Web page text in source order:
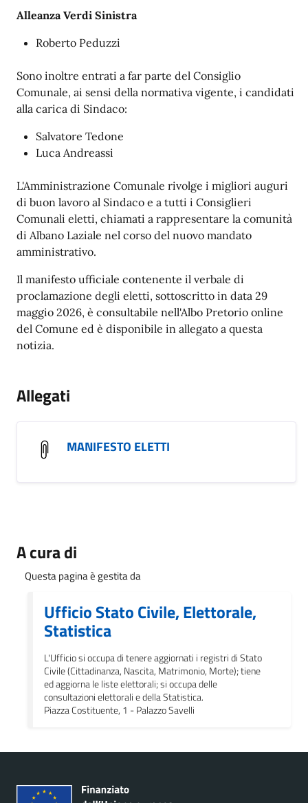
Alleanza Verdi Sinistra
Roberto Peduzzi
Sono inoltre entrati a far parte del Consiglio
Comunale, ai sensi della normativa vigente, i candidati
alla carica di Sindaco:
Salvatore Tedone
Luca Andreassi
L'Amministrazione Comunale rivolge i migliori auguri
di buon lavoro al Sindaco e a tutti i Consiglieri
Comunali eletti, chiamati a rappresentare la comunità
di Albano Laziale nel corso del nuovo mandato
amministrativo.
Il manifesto ufficiale contenente il verbale di
proclamazione degli eletti, sottoscritto in data 29
maggio 2026, è consultabile nell'Albo Pretorio online
del Comune ed è disponibile in allegato a questa
notizia.
Allegati
MANIFESTO ELETTI
A cura di
Questa pagina è gestita da
Ufficio Stato Civile, Elettorale,
Statistica
L'Ufficio si occupa di tenere aggiornati i registri di Stato
Civile (Cittadinanza, Nascita, Matrimonio, Morte); tiene
ed aggiorna le liste elettorali; si occupa delle
consultazioni elettorali e della Statistica.
Piazza Costituente, 1 - Palazzo Savelli